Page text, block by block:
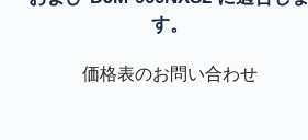
す。
価格表のお問い合わせ